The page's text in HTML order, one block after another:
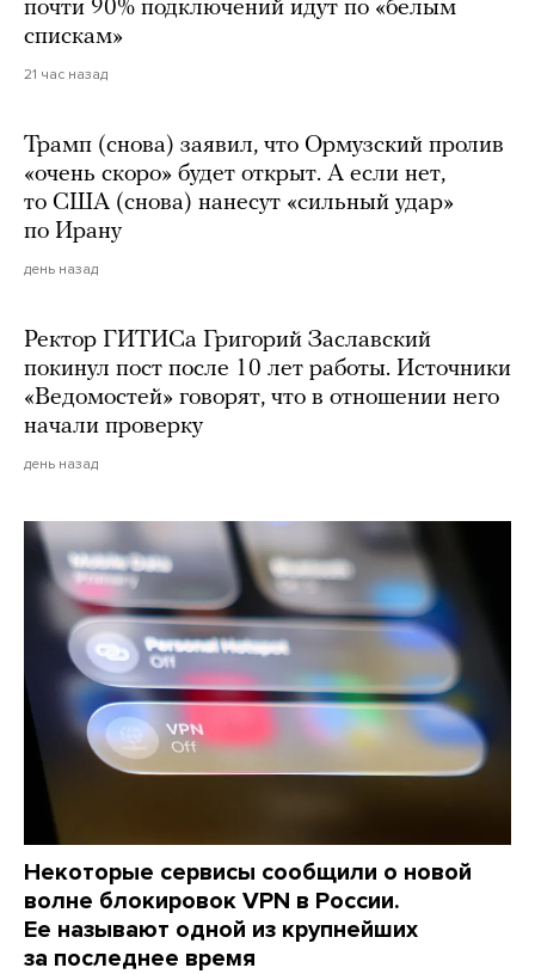
почти 90% подключений идут по «белым
спискам»
21 час назад
Трамп (снова) заявил, что Ормузский пролив
«очень скоро» будет открыт. А если нет,
то США (снова) нанесут «сильный удар»
по Ирану
день назад
Ректор ГИТИСа Григорий Заславский
покинул пост после 10 лет работы. Источники
«Ведомостей» говорят, что в отношении него
начали проверку
день назад
Некоторые сервисы сообщили о новой
волне блокировок VPN в России.
Ее называют одной из крупнейших
за последнее время